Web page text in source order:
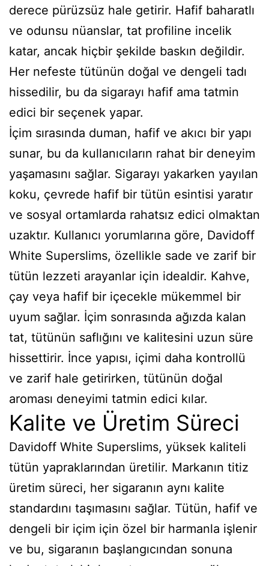
derece pürüzsüz hale getirir. Hafif baharatlı
ve odunsu nüanslar, tat profiline incelik
katar, ancak hiçbir şekilde baskın değildir.
Her nefeste tütünün doğal ve dengeli tadı
hissedilir, bu da sigarayı hafif ama tatmin
edici bir seçenek yapar.
İçim sırasında duman, hafif ve akıcı bir yapı
sunar, bu da kullanıcıların rahat bir deneyim
yaşamasını sağlar. Sigarayı yakarken yayılan
koku, çevrede hafif bir tütün esintisi yaratır
ve sosyal ortamlarda rahatsız edici olmaktan
uzaktır. Kullanıcı yorumlarına göre, Davidoff
White Superslims, özellikle sade ve zarif bir
tütün lezzeti arayanlar için idealdir. Kahve,
çay veya hafif bir içecekle mükemmel bir
uyum sağlar. İçim sonrasında ağızda kalan
tat, tütünün saflığını ve kalitesini uzun süre
hissettirir. İnce yapısı, içimi daha kontrollü
ve zarif hale getirirken, tütünün doğal
aroması deneyimi tatmin edici kılar.
Kalite ve Üretim Süreci
Davidoff White Superslims, yüksek kaliteli
tütün yapraklarından üretilir. Markanın titiz
üretim süreci, her sigaranın aynı kalite
standardını taşımasını sağlar. Tütün, hafif ve
dengeli bir içim için özel bir harmanla işlenir
ve bu, sigaranın başlangıcından sonuna